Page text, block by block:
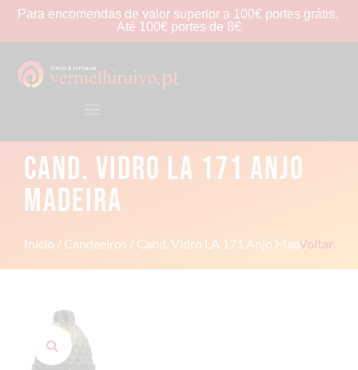
Para encomendas de valor superior a 100€ portes grátis.
Até 100€ portes de 8€
CAND. VIDRO LA 171 ANJO
MADEIRA
Início / Candeeiros / Cand. Vidro LA 171 Anjo Madeira
Voltar